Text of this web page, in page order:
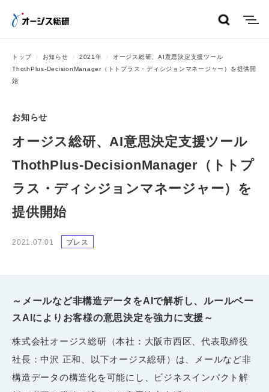
トップ お知らせ 2021年
オージス総研、AI意思決定支援ツール
ThothPlus-DecisionManager（トトプラス・ディシジョンマネージャー）を提供開
始
お知らせ
オージス総研、AI意思決定支援ツール
ThothPlus-DecisionManager（トトプ
ラス・ディシジョンマネージャー）を
提供開始
2021.07.01 プレス
～メールなど非構造データをAIで解析し、ルールベー
スAIによりお客様の意思決定を強力に支援～
株式会社オージス総研（本社：大阪市西区、代表取締役
社長：中沢 正和、以下オージス総研）は、メールなど非
構造データの構造化を可能にし、ビジネスインパクト解